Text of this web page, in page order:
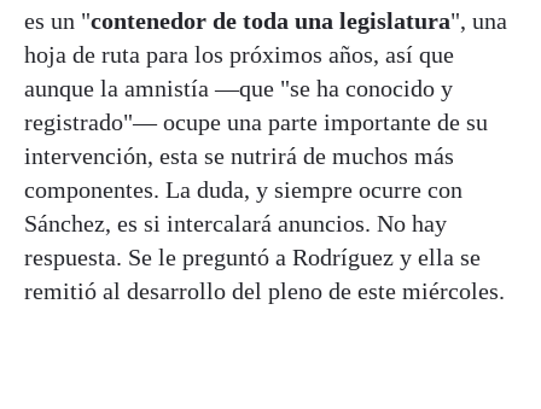
es un "contenedor de toda una legislatura", una
hoja de ruta para los próximos años, así que
aunque la amnistía —que "se ha conocido y
registrado"— ocupe una parte importante de su
intervención, esta se nutrirá de muchos más
componentes. La duda, y siempre ocurre con
Sánchez, es si intercalará anuncios. No hay
respuesta. Se le preguntó a Rodríguez y ella se
remitió al desarrollo del pleno de este miércoles.